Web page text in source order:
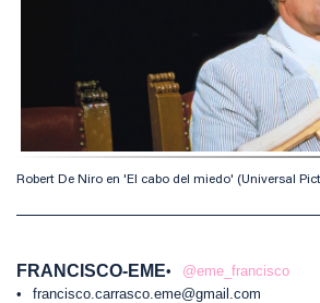
Robert De Niro en 'El cabo del miedo' (Universal
FRANCISCO-EME
@eme_francisco
francisco.carrasco.eme@gmail.com